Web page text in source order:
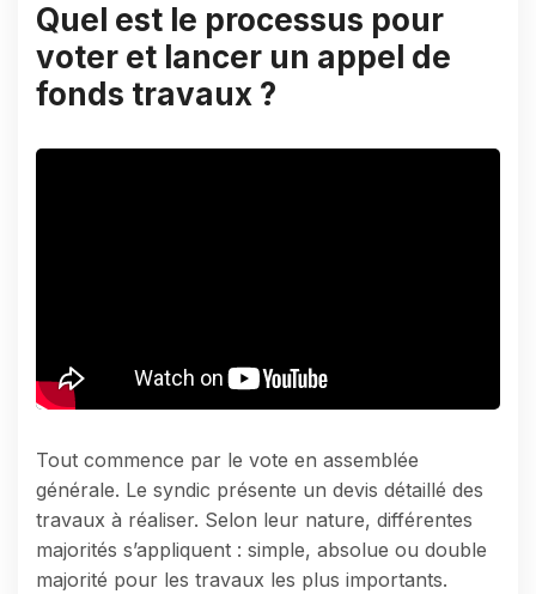
Quel est le processus pour
voter et lancer un appel de
fonds travaux ?
Tout commence par le vote en assemblée
générale. Le syndic présente un devis détaillé des
travaux à réaliser. Selon leur nature, différentes
majorités s’appliquent : simple, absolue ou double
majorité pour les travaux les plus importants.